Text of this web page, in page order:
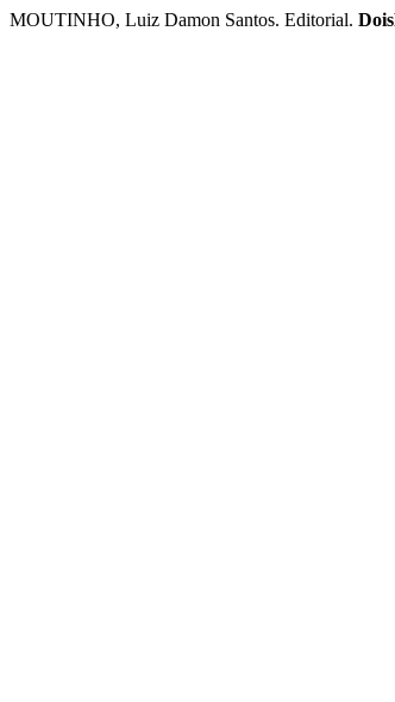
MOUTINHO, Luiz Damon Santos. Editorial.